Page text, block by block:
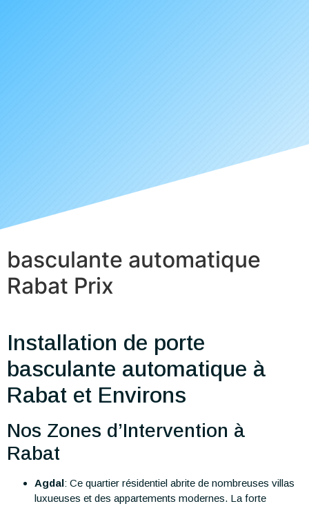
basculante automatique
Rabat Prix
Installation de porte
basculante automatique à
Rabat et Environs
Nos Zones d’Intervention à
Rabat
Agdal: Ce quartier résidentiel abrite de nombreuses villas
luxueuses et des appartements modernes. La forte